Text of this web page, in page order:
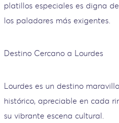
platillos especiales es digna
los paladares más exigentes.
Destino Cercano a Lourdes
Lourdes es un destino
histórico, apreciable en cada
su vibrante escena cultural.